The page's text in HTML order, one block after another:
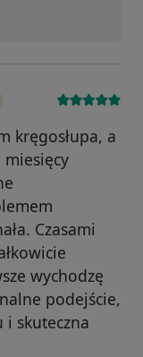
kręgosłupa, a
Czasami
wychodzę
podejście,
i skuteczna